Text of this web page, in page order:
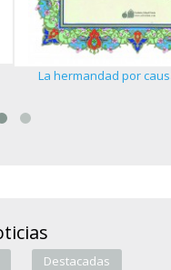
La hermandad por
Destacadas